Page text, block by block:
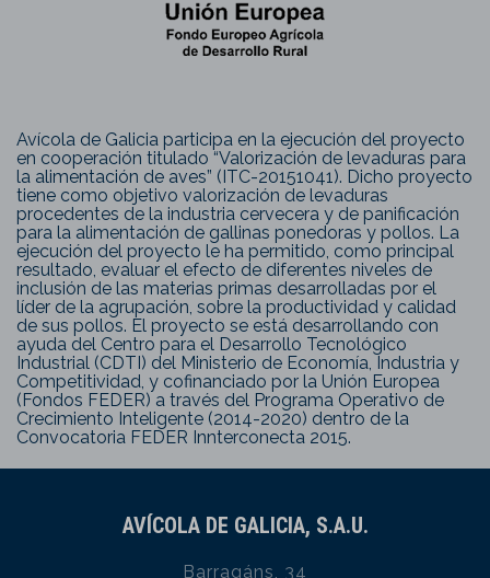
Avícola de Galicia participa en la ejecución del proyecto
en cooperación titulado “Valorización de levaduras para
la alimentación de aves” (ITC-20151041). Dicho proyecto
tiene como objetivo valorización de levaduras
procedentes de la industria cervecera y de panificación
para la alimentación de gallinas ponedoras y pollos. La
ejecución del proyecto le ha permitido, como principal
resultado, evaluar el efecto de diferentes niveles de
inclusión de las materias primas desarrolladas por el
líder de la agrupación, sobre la productividad y calidad
de sus pollos. El proyecto se está desarrollando con
ayuda del Centro para el Desarrollo Tecnológico
Industrial (CDTI) del Ministerio de Economía, Industria y
Competitividad, y cofinanciado por la Unión Europea
(Fondos FEDER) a través del Programa Operativo de
Crecimiento Inteligente (2014-2020) dentro de la
Convocatoria FEDER Innterconecta 2015.
AVÍCOLA DE GALICIA, S.A.U.
Barragáns, 34